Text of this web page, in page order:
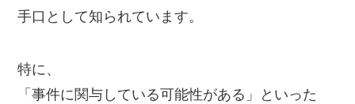
手口として知られています。
特に、
「事件に関与している可能性がある」といった